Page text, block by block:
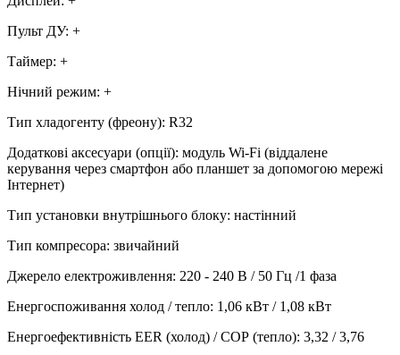
Пульт ДУ: +
Таймер: +
Нічний режим: +
Тип хладогенту (фреону): R32
Додаткові аксесуари (опції): модуль Wi-Fi (віддалене
керування через смартфон або планшет за допомогою мережі
Інтернет)
Тип установки внутрішнього блоку: настінний
Тип компресора: звичайний
Джерело електроживлення: 220 - 240 В / 50 Гц /1 фаза
Енергоспоживання холод / тепло: 1,06 кВт / 1,08 кВт
Енергоефективність EER (холод) / СОР (тепло): 3,32 / 3,76